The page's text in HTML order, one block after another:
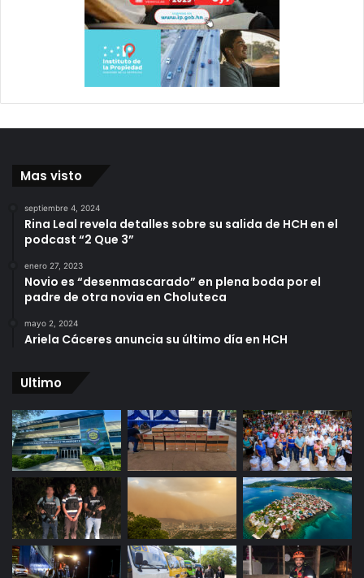
Mas visto
septiembre 4, 2024
Rina Leal revela detalles sobre su salida de HCH en el
podcast “2 Que 3”
enero 27, 2023
Novio es “desenmascarado” en plena boda por el
padre de otra novia en Choluteca
mayo 2, 2024
Ariela Cáceres anuncia su último día en HCH
Ultimo